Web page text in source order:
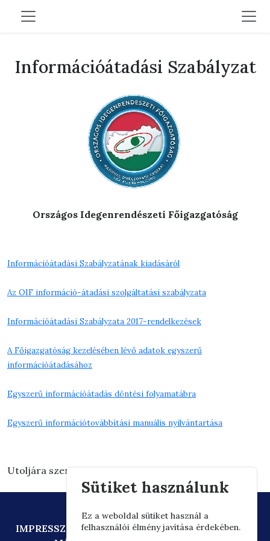
Információátadási Szabályzat
Országos Idegenrendészeti Főigazgatóság
Információátadási Szabályzatának kiadásáról
Az OIF információ-átadási szolgáltatási szabályzata
Információátadási Szabályzata 2017-rendelkezések
A Főigazgatóság kezelésében lévő adatok egyszerű
információátadásához
Egyszerű információátadás döntési folyamatábra
Egyszerű információtovábbítási manuális nyilvántartása
Utoljára szerkesztve: 2024.10.14. 16:08
IMPRESSZUMADATVÉDELEMTECHNIKAI AJÁNLÁS
Sütiket használunk
Ez a weboldal sütiket használ a
felhasználói élmény javítása érdekében.